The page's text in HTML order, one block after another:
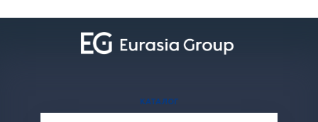
КАТАЛОГ